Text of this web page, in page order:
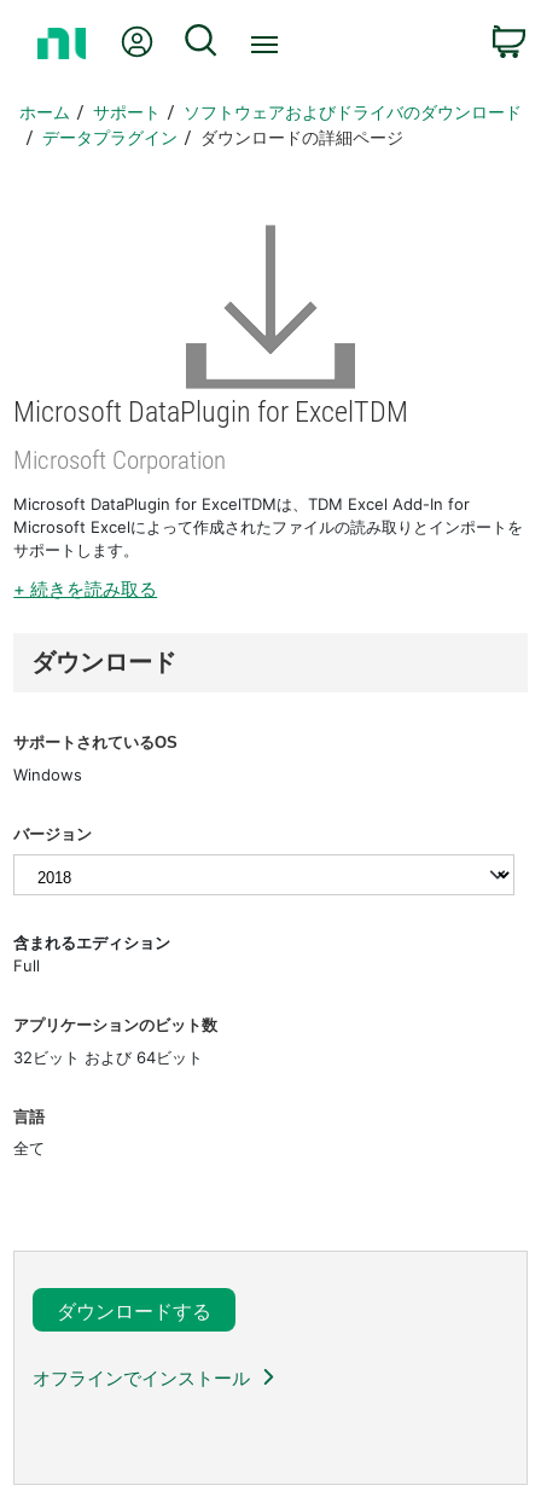
ペ
ー
Myアカウント
検索
ホーム サポート
ソフトウェアおよびドライバのダウンロード
データプラグイン
ダウンロードの詳細ページ
Microsoft DataPlugin for ExcelTDM
Microsoft Corporation
Microsoft DataPlugin for ExcelTDMは、TDM Excel Add-In for
Microsoft Excelによって作成されたファイルの読み取りとインポートを
サポートします。
+ 続きを読み取る
ダウンロード
サポートされているOS
Windows
バージョン
含まれるエディション
Full
アプリケーションのビット数
32ビット および 64ビット
言語
全て
ダウンロードする
オフラインでインストール